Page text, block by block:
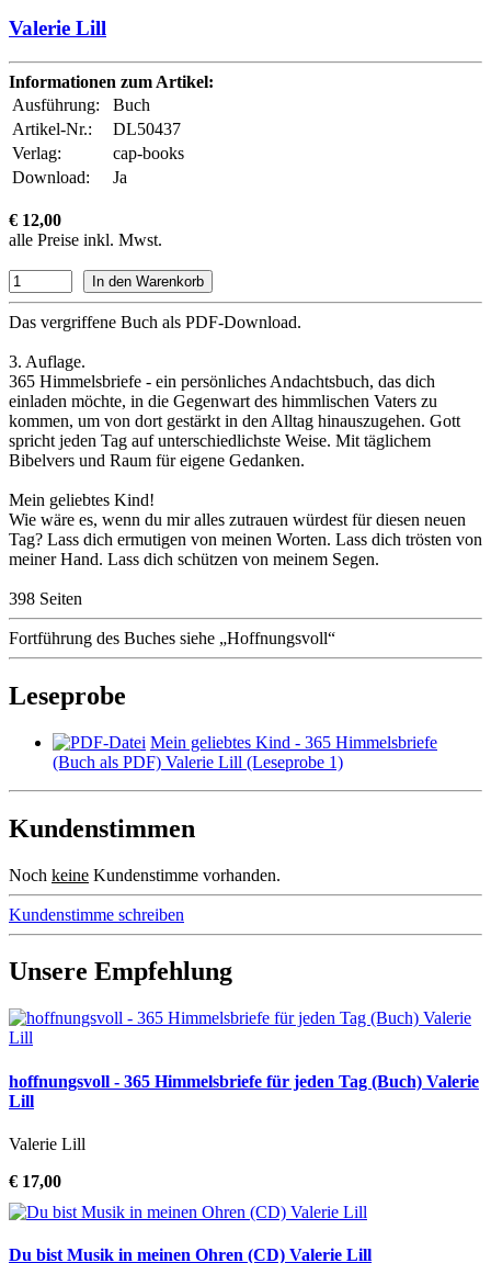
Valerie Lill
Informationen zum Artikel:
Ausführung:
Buch
Artikel-Nr.:
DL50437
Verlag:
cap-books
Download:
Ja
€ 12,00
alle Preise inkl. Mwst.
Das vergriffene Buch als PDF-Download.
3. Auflage.
365 Himmelsbriefe - ein persönliches Andachtsbuch, das dich
einladen möchte, in die Gegenwart des himmlischen Vaters zu
kommen, um von dort gestärkt in den Alltag hinauszugehen. Gott
spricht jeden Tag auf unterschiedlichste Weise. Mit täglichem
Bibelvers und Raum für eigene Gedanken.
Mein geliebtes Kind!
Wie wäre es, wenn du mir alles zutrauen würdest für diesen neuen
Tag? Lass dich ermutigen von meinen Worten. Lass dich trösten von
meiner Hand. Lass dich schützen von meinem Segen.
398 Seiten
Fortführung des Buches siehe „Hoffnungsvoll“
Leseprobe
Mein geliebtes Kind - 365 Himmelsbriefe
(Buch als PDF) Valerie Lill (Leseprobe 1)
Kundenstimmen
Noch keine Kundenstimme vorhanden.
Kundenstimme schreiben
Unsere Empfehlung
hoffnungsvoll - 365 Himmelsbriefe für jeden Tag (Buch) Valerie
Lill
Valerie Lill
€ 17,00
Du bist Musik in meinen Ohren (CD) Valerie Lill